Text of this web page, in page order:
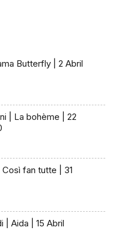
Butterfly | 2 Abril
| La bohème | 22
fan tutte | 31
| Aida | 15 Abril